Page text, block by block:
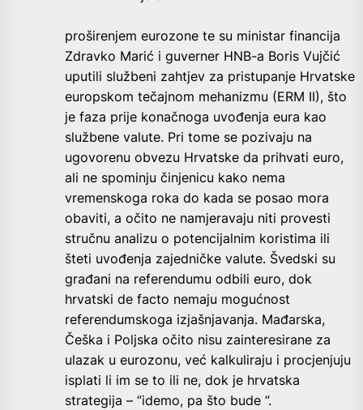
proširenjem eurozone te su ministar financija
Zdravko Marić i guverner HNB-a Boris Vujčić
uputili službeni zahtjev za pristupanje Hrvatske
europskom tečajnom mehanizmu (ERM II), što
je faza prije konačnoga uvođenja eura kao
službene valute. Pri tome se pozivaju na
ugovorenu obvezu Hrvatske da prihvati euro,
ali ne spominju činjenicu kako nema
vremenskoga roka do kada se posao mora
obaviti, a očito ne namjeravaju niti provesti
stručnu analizu o potencijalnim koristima ili
šteti uvođenja zajedničke valute. Švedski su
građani na referendumu odbili euro, dok
hrvatski de facto nemaju mogućnost
referendumskoga izjašnjavanja. Mađarska,
Češka i Poljska očito nisu zainteresirane za
ulazak u eurozonu, već kalkuliraju i procjenjuju
isplati li im se to ili ne, dok je hrvatska
strategija – ”idemo, pa što bude ”.